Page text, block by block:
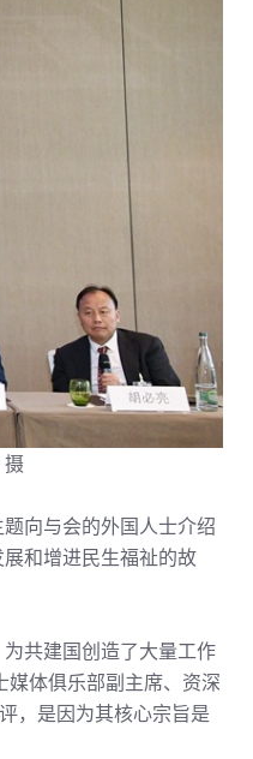
摄
向与会的外国人士介绍
和增进民生福祉的故
共建国创造了大量工作
媒体俱乐部副主席、资深
，是因为其核心宗旨是